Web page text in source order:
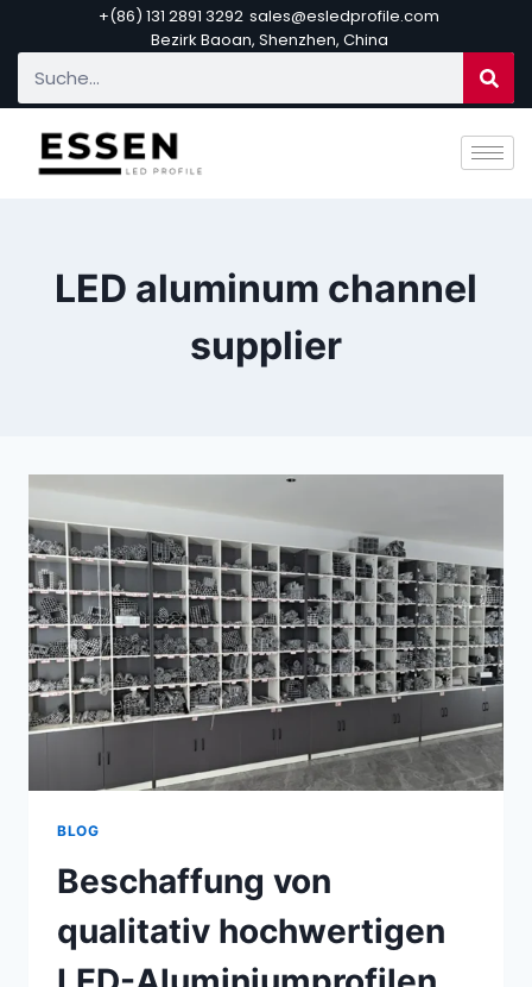
+(86) 131 2891 3292 sales@esledprofile.com
Bezirk Baoan, Shenzhen, China
LED aluminum channel
supplier
BLOG
Beschaffung von
qualitativ hochwertigen